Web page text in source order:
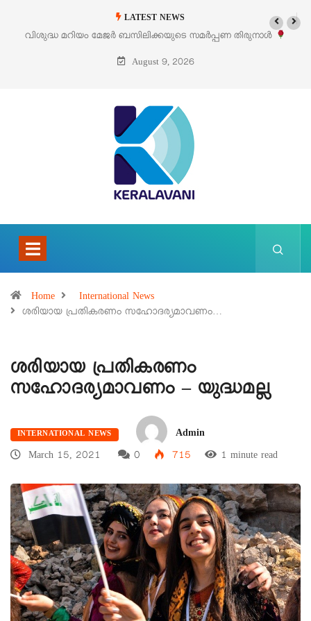
LATEST NEWS
വിശുദ്ധ മറിയം മേജർ ബസിലിക്കയുടെ സമർപ്പണ തിരുനാൾ
ഓഗസ്റ്റ് 5 –
August 9, 2026
Home
International News
ശരിയായ പ്രതികരണം സഹോദര്യമാവണം…
ശരിയായ പ്രതികരണം
സഹോദര്യമാവണം – യുദ്ധമല്ല
INTERNATIONAL NEWS
Admin
March 15, 2021
0 715 1 minute read